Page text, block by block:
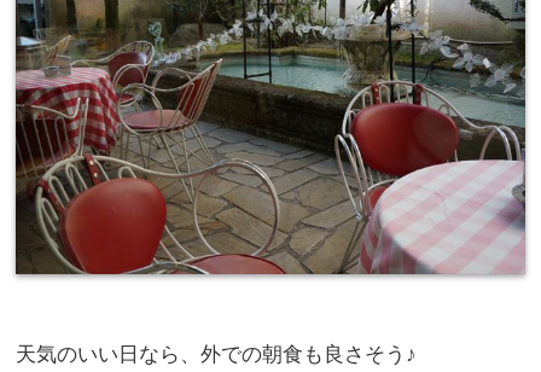
天気のいい日なら、外での朝食も良さそう♪